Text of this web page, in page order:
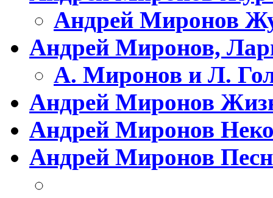
Андрей Миронов
Андрей Миронов,
А. Миронов и Л.
Андрей Миронов
Андрей Миронов
Андрей Миронов